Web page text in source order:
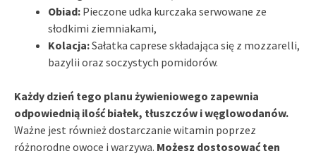
Obiad: Pieczone udka kurczaka serwowane ze
słodkimi ziemniakami,
Kolacja:Sałatka caprese składająca się z mozzarelli,
bazylii oraz soczystych pomidorów.
Każdy dzień tego planu żywieniowego zapewnia
odpowiednią ilość białek, tłuszczów i węglowodanów.
Ważne jest również dostarczanie witamin poprzez
różnorodne owoce i warzywa. Możesz dostosować ten